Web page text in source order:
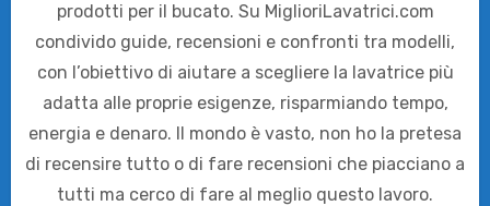
prodotti per il bucato. Su MiglioriLavatrici.com
condivido guide, recensioni e confronti tra modelli,
con l’obiettivo di aiutare a scegliere la lavatrice più
adatta alle proprie esigenze, risparmiando tempo,
energia e denaro. Il mondo è vasto, non ho la pretesa
di recensire tutto o di fare recensioni che piacciano a
tutti ma cerco di fare al meglio questo lavoro.